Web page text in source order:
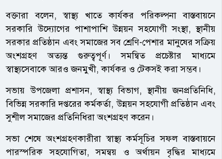
বক্তারা বলেন, স্বাস্থ্য খাতে কার্যকর পরিকল্পনা বাস্তবায়নে
সরকারি উদ্যোগের পাশাপাশি উন্নয়ন সহযোগী সংস্থা, স্থানীয়
সরকার প্রতিষ্ঠান এবং সমাজের সব শ্রেণি-পেশার মানুষের সক্রিয়
অংশগ্রহণ অত্যন্ত গুরুত্বপূর্ণ। সমন্বিত প্রচেষ্টার মাধ্যমে
স্বাস্থ্যসেবাকে আরও জনমুখী, কার্যকর ও টেকসই করা সম্ভব।
সভায় উপজেলা প্রশাসন, স্বাস্থ্য বিভাগ, স্থানীয় জনপ্রতিনিধি,
বিভিন্ন সরকারি দপ্তরের কর্মকর্তা, উন্নয়ন সহযোগী প্রতিষ্ঠান এবং
সুশীল সমাজের প্রতিনিধিরা অংশগ্রহণ করেন।
সভা শেষে অংশগ্রহণকারীরা স্বাস্থ্য কর্মসূচির সফল বাস্তবায়নে
পারস্পরিক সহযোগিতা, সমন্বয় ও অর্থায়ন বৃদ্ধির মাধ্যমে